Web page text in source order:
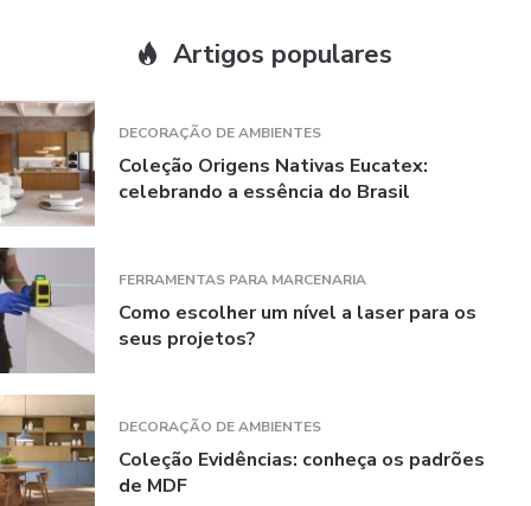
Artigos populares
DECORAÇÃO DE AMBIENTES
Coleção Origens Nativas Eucatex:
celebrando a essência do Brasil
FERRAMENTAS PARA MARCENARIA
Como escolher um nível a laser para os
seus projetos?
DECORAÇÃO DE AMBIENTES
Coleção Evidências: conheça os padrões
de MDF